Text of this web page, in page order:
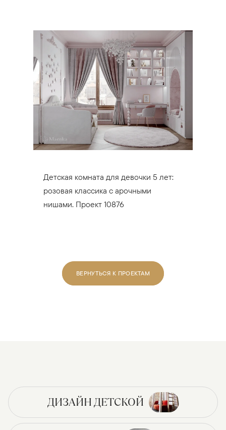
Детская комната для девочки 5 лет:
розовая классика с арочными
нишами. Проект 10876
ВЕРНУТЬСЯ К ПРОЕКТАМ
ДИЗАЙН ДЕТСКОЙ